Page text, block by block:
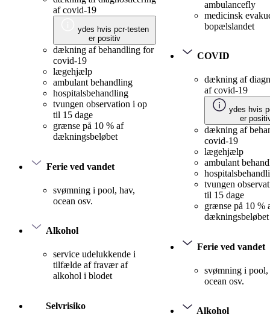
af covid-19
ydes hvis pcr-testen
er positiv
dækning af behandling for
covid-19
lægehjælp
ambulant behandling
hospitalsbehandling
tvungen observation i op
til 15 dage
grænse på 10 % af
dækningsbeløbet
Ferie ved vandet
svømning i pool, hav,
ocean osv.
Alkohol
service udelukkende i
tilfælde af fravær af
alkohol i blodet
Selvrisiko
ambulancefly
medicinsk
bopælslandet
COVID
dækning af
af covid-19
ydes hvis
er
dækning af
covid-19
lægehjælp
ambulant
tvungen
til 15 dage
grænse på 10 %
dækningsbeløbet
Ferie ved vandet
svømning i pool,
ocean osv.
Alkohol